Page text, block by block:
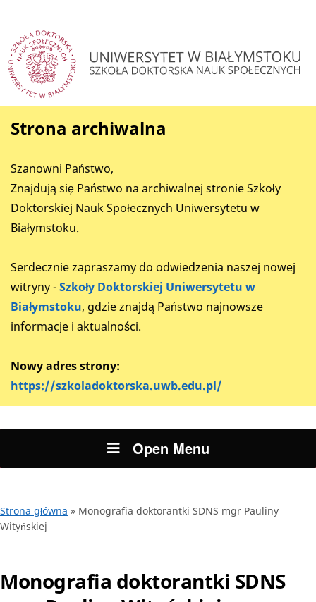
Strona archiwalna
Szanowni Państwo,
Znajdują się Państwo na archiwalnej stronie Szkoły
Doktorskiej Nauk Społecznych Uniwersytetu w
Białymstoku.
Serdecznie zapraszamy do odwiedzenia naszej nowej
witryny -Szkoły Doktorskiej Uniwersytetu w
Białymstoku, gdzie znajdą Państwo najnowsze
informacje i aktualności.
Nowy adres strony:
https://szkoladoktorska.uwb.edu.pl/
Open Menu
Strona główna » Monografia doktorantki SDNS mgr Pauliny
Wityńskiej
Monografia doktorantki SDNS